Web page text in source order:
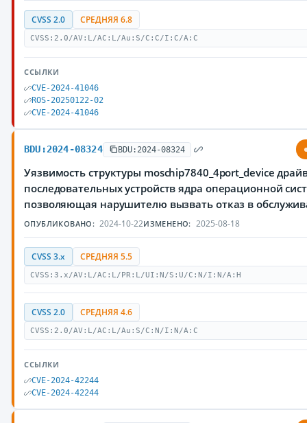
CVSS 2.0 СРЕДНЯЯ 6.8
CVSS:2.0/AV:L/AC:L/Au:S/C:C/I:C/A:C
ССЫЛКИ
CVE-2024-41046
ROS-20250122-02
CVE-2024-41046
BDU:2024-08324 BDU:2024-08324
Уязвимость структуры moschip7840_4port_device
последовательных устройств ядра операционной
позволяющая нарушителю вызвать отказ в
ОПУБЛИКОВАНО: 2024-10-22ИЗМЕНЕНО: 2025-08-18
CVSS 3.x СРЕДНЯЯ 5.5
CVSS:3.x/AV:L/AC:L/PR:L/UI:N/S:U/C:N/I:N/A:H
CVSS 2.0 СРЕДНЯЯ 4.6
CVSS:2.0/AV:L/AC:L/Au:S/C:N/I:N/A:C
ССЫЛКИ
CVE-2024-42244
CVE-2024-42244